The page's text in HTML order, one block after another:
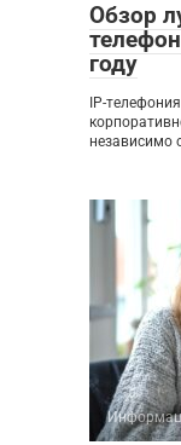
Обзор
году
IP-
независимо